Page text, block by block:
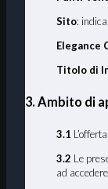
Sito:
Elegance
Titolo di
3. Ambito di
3.1
3.2 Le
ad